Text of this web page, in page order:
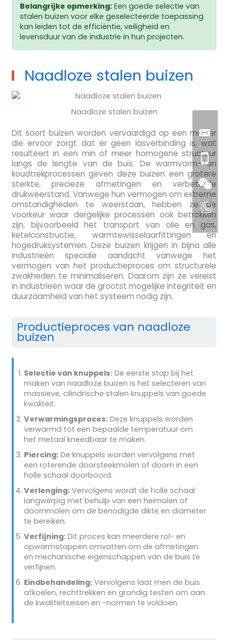
Belangrijke opmerking:Een goede selectie van
stalen buizen voor elke geselecteerde toepassing
kan leiden tot de efficiëntie, veiligheid en
levensduur van de industrie in hun projecten.
Naadloze stalen buizen
Naadloze stalen buizen
Dit soort buizen worden vervaardigd op een manier
die ervoor zorgt dat er geen lasverbinding is, wat
resulteert in een min of meer homogene structuur
langs de lengte van de buis. De warmvorm- en
koudtrekprocessen geven deze buizen een grotere
sterkte, precieze afmetingen en verbeterde
drukweerstand. Vanwege hun vermogen om extreme
omstandigheden te weerstaan, hebben ze de
voorkeur waar dergelijke processen ook betrokken
zijn; bijvoorbeeld het transport van olie en gas,
ketelconstructie, warmtewisselaarfittingen en
hogedruksystemen. Deze buizen krijgen in bijna alle
industrieën speciale aandacht vanwege het
vermogen van het productieproces om structurele
zwakheden te minimaliseren. Daarom zijn ze vereist
in industrieën waar de grootst mogelijke integriteit en
duurzaamheid van het systeem nodig zijn.
Productieproces van naadloze
buizen
Selectie van knuppels:De eerste stap bij het
maken van naadloze buizen is het selecteren van
massieve, cilindrische stalen knuppels van goede
kwaliteit.
Verwarmingsproces:Deze knuppels worden
verwarmd tot een bepaalde temperatuur om
het metaal kneedbaar te maken.
Piercing:De knuppels worden vervolgens met
een roterende doorsteekmolen of doorn in een
holle schaal doorboord.
Verlenging:Vervolgens wordt de holle schaal
langwerpig met behulp van een heimolen of
doornmolen om de benodigde dikte en diameter
te bereiken.
Verfijning:Dit proces kan meerdere rol- en
opwarmstappen omvatten om de afmetingen
en mechanische eigenschappen van de buis te
verfijnen.
Eindbehandeling:Vervolgens laat men de buis
afkoelen, rechttrekken en grondig testen om aan
de kwaliteitseisen en -normen te voldoen.